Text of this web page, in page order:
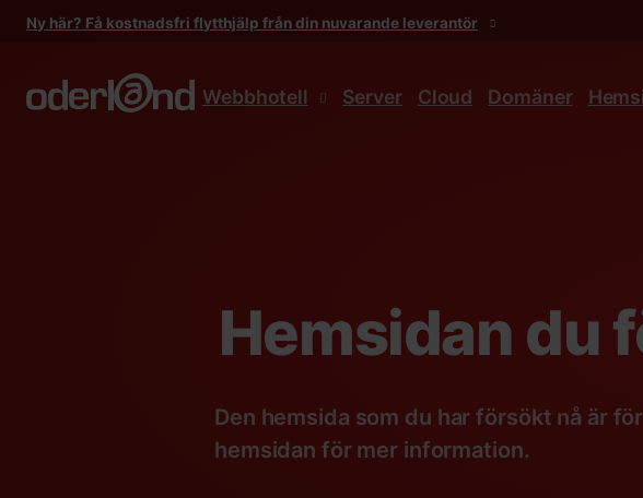
Ny här? Få kostnadsfri flytthjälp från din nuvarande leverantör
Webbhotell Server Cloud Domäner
Hemsidan du
Den hemsida som du har försökt nå är
hemsidan för mer information.